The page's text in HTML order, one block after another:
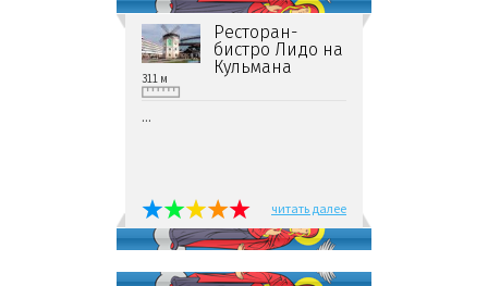
Ресторан-
бистро Лидо на
Кульмана
311 м
...
читать далее